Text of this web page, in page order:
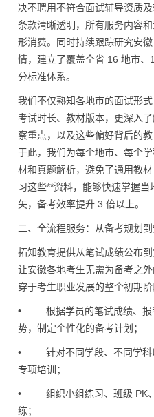
决不聘用不符合面试辅导资质
条款清晰透明，所有服务内容
形消费。同时持续跟踪研究安
情，建立了覆盖全省 16 地市
分标准体系。
我们不仅熟知各地市的面试形
考试时长、教材版本，更深入
察重点，以及这些偏好背后的
于此，我们为每个地市、每个
材和真题解析，避免了通用教
习这些**资料，能够快速掌握
矢，备考效率提升 3 倍以上。
二、全流程服务：从备考规划
拓知教育提供从笔试成绩公布
让安徽各地考生无需为备考之
穿于考生职业发展的整个初期阶
• 根据学员的笔试成绩、报
势，制定个性化的备考计划；
• 针对不同学段、不同学科
专项培训；
• 组织小组练习、班级 PK、
练；